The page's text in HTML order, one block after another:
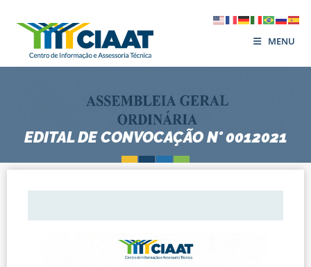
MENU
EDITAL DE CONVOCAÇÃO N° 0012021